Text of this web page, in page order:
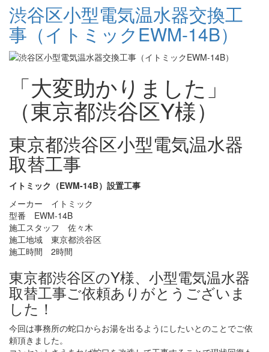
渋谷区小型電気温水器交換工
事（イトミックEWM-14B）
「大変助かりました」
（東京都渋谷区Y様）
東京都渋谷区小型電気温水器
取替工事
イトミック（EWM-14B）設置工事
メーカー イトミック
型番 EWM-14B
施工スタッフ 佐々木
施工地域 東京都渋谷区
施工時間 2時間
東京都渋谷区のY様、小型電気温水器
取替工事ご依頼ありがとうございま
した！
今回は事務所の蛇口からお湯を出るようにしたいとのことでご依
頼頂きました。